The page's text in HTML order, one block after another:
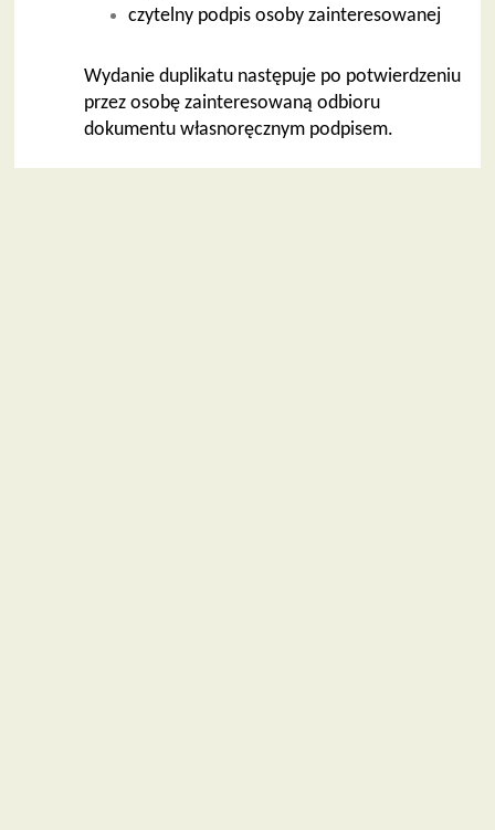
czytelny podpis osoby zainteresowanej
Wydanie duplikatu następuje po potwierdzeniu
przez osobę zainteresowaną odbioru
dokumentu własnoręcznym podpisem.